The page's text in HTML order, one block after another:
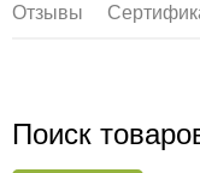
Отзывы
Поиск